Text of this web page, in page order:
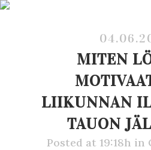
MITEN
LIIKUNNAN
TAUON
Posted at 19:18h in